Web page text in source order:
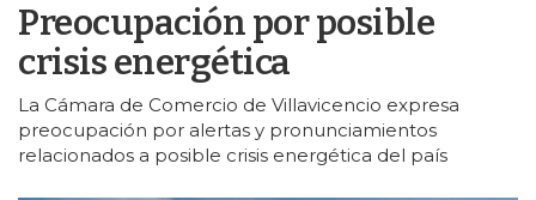
Preocupación por posible
crisis energética
La Cámara de Comercio de Villavicencio expresa
preocupación por alertas y pronunciamientos
relacionados a posible crisis energética del país